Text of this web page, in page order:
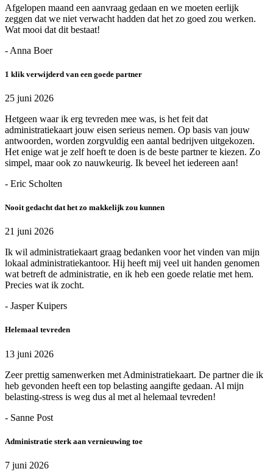
Afgelopen maand een aanvraag gedaan en we moeten eerlijk
zeggen dat we niet verwacht hadden dat het zo goed zou werken.
Wat mooi dat dit bestaat!
- Anna Boer
1 klik verwijderd van een goede partner
25 juni 2026
Hetgeen waar ik erg tevreden mee was, is het feit dat
administratiekaart jouw eisen serieus nemen. Op basis van jouw
antwoorden, worden zorgvuldig een aantal bedrijven uitgekozen.
Het enige wat je zelf hoeft te doen is de beste partner te kiezen. Zo
simpel, maar ook zo nauwkeurig. Ik beveel het iedereen aan!
- Eric Scholten
Nooit gedacht dat het zo makkelijk zou kunnen
21 juni 2026
Ik wil administratiekaart graag bedanken voor het vinden van mijn
lokaal administratiekantoor. Hij heeft mij veel uit handen genomen
wat betreft de administratie, en ik heb een goede relatie met hem.
Precies wat ik zocht.
- Jasper Kuipers
Helemaal tevreden
13 juni 2026
Zeer prettig samenwerken met Administratiekaart. De partner die ik
heb gevonden heeft een top belasting aangifte gedaan. Al mijn
belasting-stress is weg dus al met al helemaal tevreden!
- Sanne Post
Administratie sterk aan vernieuwing toe
7 juni 2026